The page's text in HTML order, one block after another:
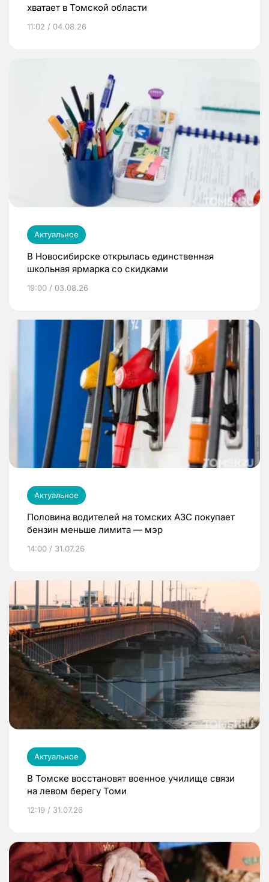
хватает в Томской области
11:02 / 04.08.26
Актуальное
В Новосибирске открылась единственная
школьная ярмарка со скидками
19:00 / 03.08.26
Актуальное
Половина водителей на томских АЗС покупает
бензин меньше лимита — мэр
14:00 / 31.07.26
Актуальное
В Томске восстановят военное училище связи
на левом берегу Томи
12:19 / 31.07.26